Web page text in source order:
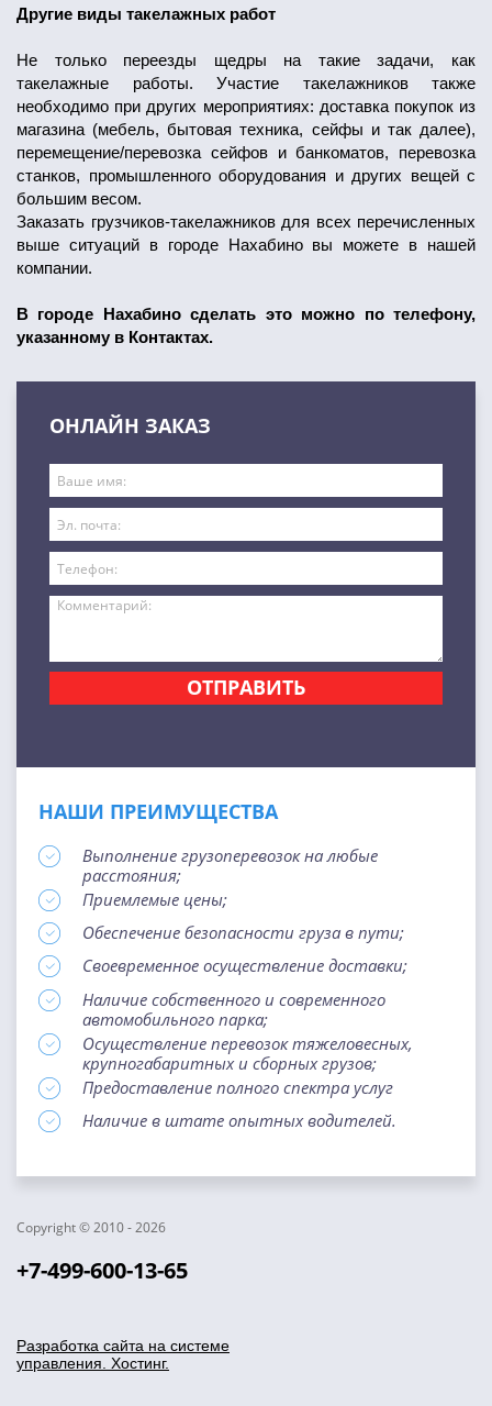
Другие виды такелажных работ
Не только переезды щедры на такие задачи, как
такелажные работы. Участие такелажников также
необходимо при других мероприятиях: доставка покупок из
магазина (мебель, бытовая техника, сейфы и так далее),
перемещение/перевозка сейфов и банкоматов, перевозка
станков, промышленного оборудования и других вещей с
большим весом.
Заказать грузчиков-такелажников для всех перечисленных
выше ситуаций в городе Нахабино вы можете в нашей
компании.
В городе Нахабино сделать это можно по телефону,
указанному в Контактах.
ОНЛАЙН ЗАКАЗ
ОТПРАВИТЬ
НАШИ ПРЕИМУЩЕСТВА
Выполнение грузоперевозок на любые
расстояния;
Приемлемые цены;
Обеспечение безопасности груза в пути;
Своевременное осуществление доставки;
Наличие собственного и современного
автомобильного парка;
Осуществление перевозок тяжеловесных,
крупногабаритных и сборных грузов;
Предоставление полного спектра услуг
Наличие в штате опытных водителей.
Copyright © 2010 - 2026
+7-499-600-13-65
Разработка сайта на системе
управления. Хостинг.